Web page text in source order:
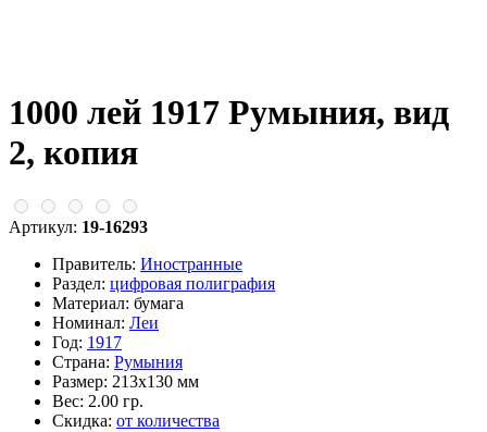
1000 лей 1917 Румыния, вид
2, копия
Артикул: 19-16293
Правитель: Иностранные
Раздел: цифровая полиграфия
Материал: бумага
Номинал: Леи
Год: 1917
Страна: Румыния
Размер: 213х130 мм
Вес: 2.00 гр.
Скидка: от количества